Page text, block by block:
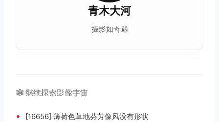
青木大河
摄影如奇遇
🕸️ 继续探索影像宇宙
• [16656] 薄荷色草地芬芳像风没有形状